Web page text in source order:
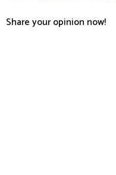
Share your opinion now!